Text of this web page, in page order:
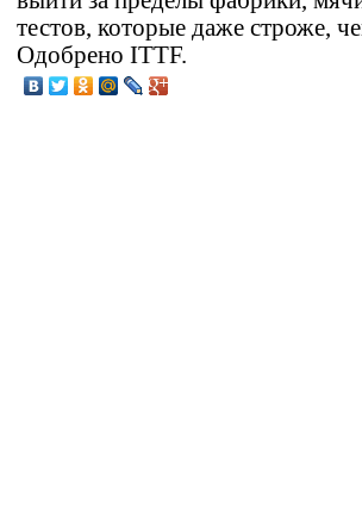
тестов, которые даже строже,
Одобрено ITTF.